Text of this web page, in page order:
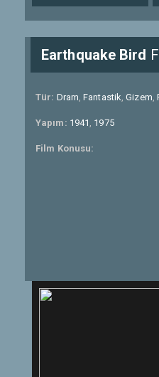
Earthquake Bird
Tür: Dram,Fantastik,Gizem,
Yapım: 1941 , 1975
Film Konusu: